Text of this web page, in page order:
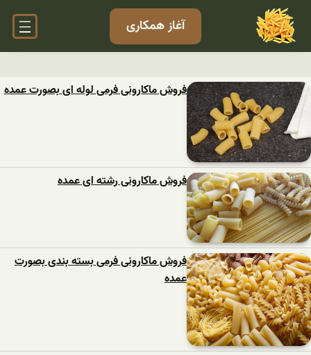
آغاز همکاری
فروش ماکارونی فرمی لوله ای بصورت عمده
فروش ماکارونی رشته ای عمده
فروش ماکارونی فرمی بسته بندی بصورت
عمده